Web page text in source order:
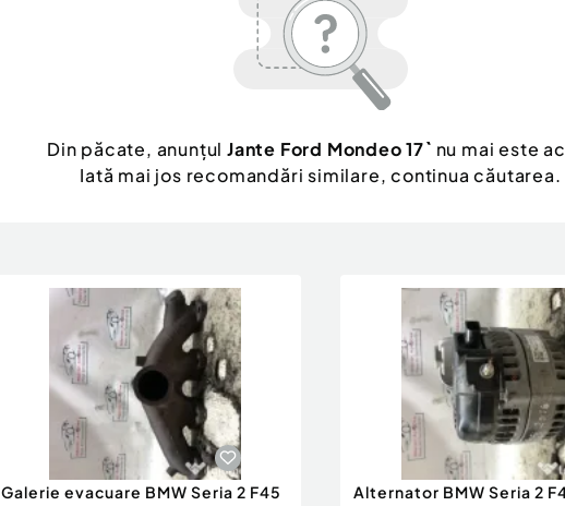
Din păcate, anunțul Jante Ford Mondeo 17` nu mai este
Iată mai jos recomandări similare, continua căutarea.
Galerie evacuare BMW Seria 2 F45
Alternator BMW Seria 2